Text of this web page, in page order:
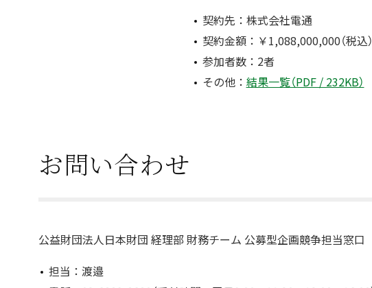
契約先：株式会社電通
契約金額：￥1,088,000,000（税込）
参加者数：2者
その他： 結果一覧（PDF / 232KB）
お問い合わせ
公益財団法人日本財団 経理部 財務チーム 公募型企画競争担当窓口
担当：渡邉